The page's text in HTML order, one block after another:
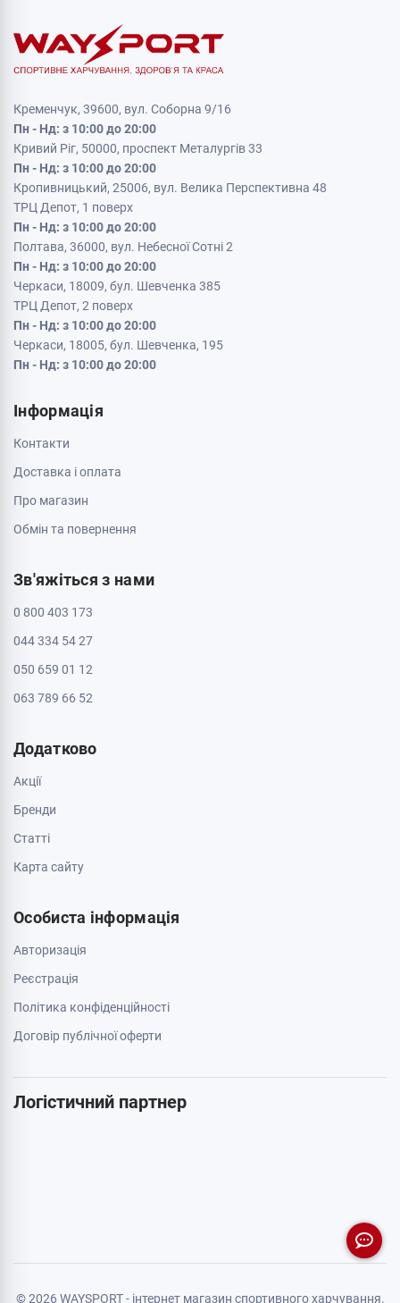
Кременчук, 39600, вул. Соборна 9/16
Пн - Нд: з 10:00 до 20:00
Кривий Ріг, 50000, проспект Металургів 33
Пн - Нд: з 10:00 до 20:00
Кропивницький, 25006, вул. Велика Перспективна 48
ТРЦ Депот, 1 поверх
Пн - Нд: з 10:00 до 20:00
Полтава, 36000, вул. Небесної Сотні 2
Пн - Нд: з 10:00 до 20:00
Черкаси, 18009, бул. Шевченка 385
ТРЦ Депот, 2 поверх
Пн - Нд: з 10:00 до 20:00
Черкаси, 18005, бул. Шевченка, 195
Пн - Нд: з 10:00 до 20:00
Інформація
Контакти
Доставка і оплата
Про магазин
Обмін та повернення
Зв'яжіться з нами
0 800 403 173
044 334 54 27
050 659 01 12
063 789 66 52
Додатково
Акції
Бренди
Cтатті
Карта сайту
Особиста інформація
Авторизація
Реєстрація
Політика конфіденційності
Договір публічної оферти
Логістичний партнер
© 2026 WAYSPORT - інтернет магазин спортивного харчування.